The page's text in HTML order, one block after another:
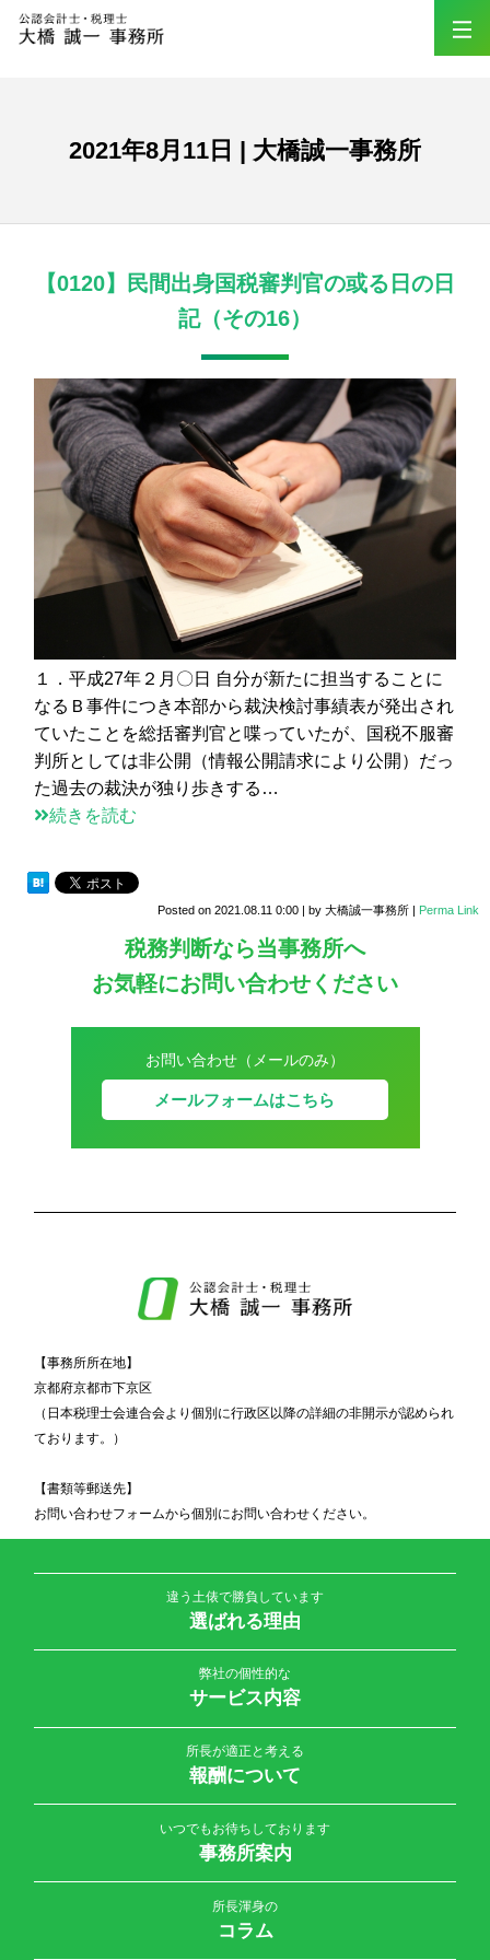
2021年8月11日 | 大橋誠一事務所
【0120】民間出身国税審判官の或る日の日
記（その16）
１．平成27年２月〇日 自分が新たに担当することに
なるＢ事件につき本部から裁決検討事績表が発出され
ていたことを総括審判官と喋っていたが、国税不服審
判所としては非公開（情報公開請求により公開）だっ
た過去の裁決が独り歩きする…
続きを読む
Posted on 2021.08.11 0:00 | by 大橋誠一事務所 | Perma Link
税務判断なら当事務所へ
お気軽にお問い合わせください
お問い合わせ（メールのみ）
メールフォームはこちら
【事務所所在地】
京都府京都市下京区
（日本税理士会連合会より個別に行政区以降の詳細の非開示が認められ
ております。）
【書類等郵送先】
お問い合わせフォームから個別にお問い合わせください。
違う土俵で勝負しています
選ばれる理由
弊社の個性的な
サービス内容
所長が適正と考える
報酬について
いつでもお待ちしております
事務所案内
所長渾身の
コラム